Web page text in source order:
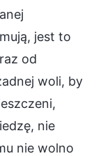
jest to
od
woli, by
nie
nie wolno